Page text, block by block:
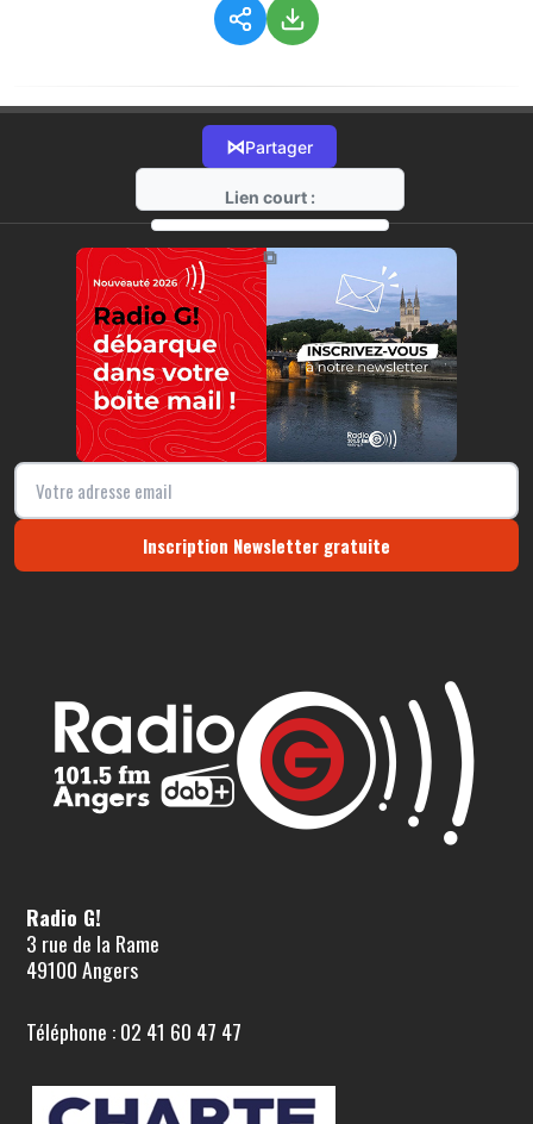
⋈Partager
Lien court :
https://radio-g.fr?18421
⧉
Inscription Newsletter gratuite
Radio G!
3 rue de la Rame
49100 Angers
Téléphone : 02 41 60 47 47